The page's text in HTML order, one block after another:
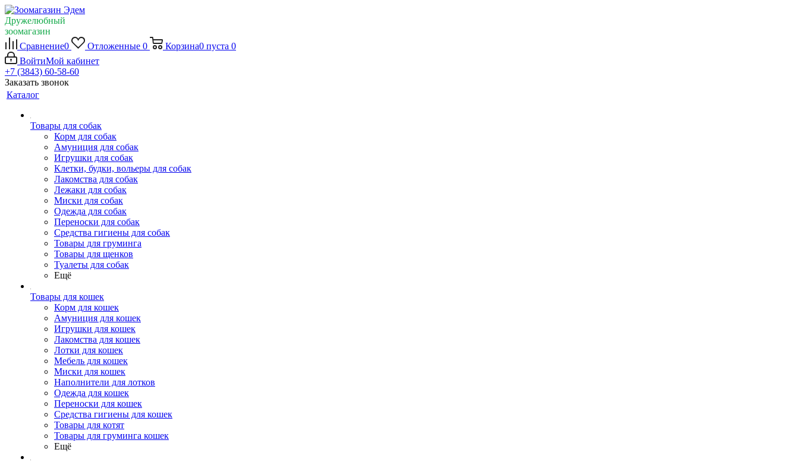
Дружелюбный
зоомагазин
Сравнение0 Отложенные 0 Корзина0 пуста 0
ВойтиМой кабинет
+7 (3843) 60-58-60
Заказать звонок
Каталог
Товары для собак
Корм для собак
Амуниция для собак
Игрушки для собак
Клетки, будки, вольеры для собак
Лакомства для собак
Лежаки для собак
Миски для собак
Одежда для собак
Переноски для собак
Средства гигиены для собак
Товары для груминга
Товары для щенков
Туалеты для собак
Ещё
Товары для кошек
Корм для кошек
Амуниция для кошек
Игрушки для кошек
Лакомства для кошек
Лотки для кошек
Мебель для кошек
Миски для кошек
Наполнители для лотков
Одежда для кошек
Переноски для кошек
Средства гигиены для кошек
Товары для котят
Товары для груминга кошек
Ещё